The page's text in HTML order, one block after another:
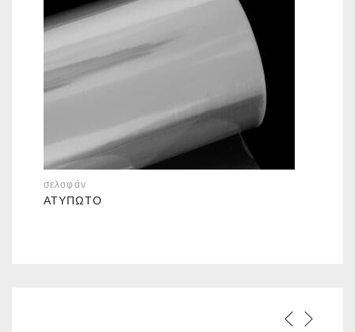
σελοφάν
ΑΤΎΠΩΤΟ